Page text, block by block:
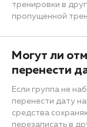
тренировки в
пропущенной
Могут ли
перенести
Если группа не
перенести дату
средства
перезаписать в